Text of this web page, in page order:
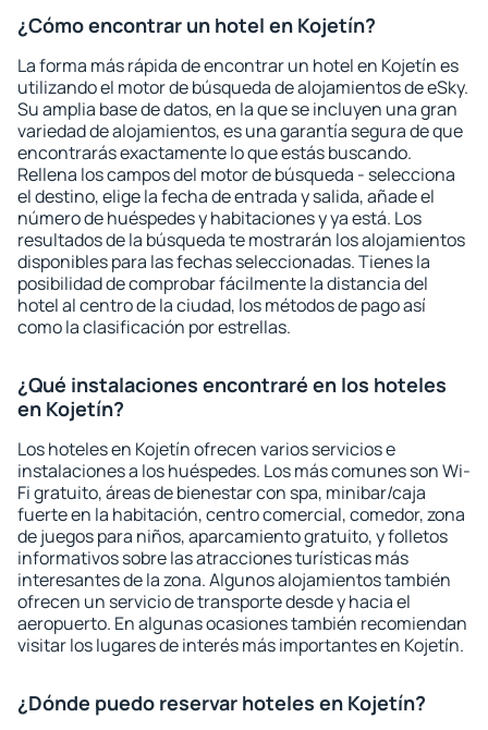
¿Cómo encontrar un hotel en Kojetín?
La forma más rápida de encontrar un hotel en Kojetín es
utilizando el motor de búsqueda de alojamientos de eSky.
Su amplia base de datos, en la que se incluyen una gran
variedad de alojamientos, es una garantía segura de que
encontrarás exactamente lo que estás buscando.
Rellena los campos del motor de búsqueda - selecciona
el destino, elige la fecha de entrada y salida, añade el
número de huéspedes y habitaciones y ya está. Los
resultados de la búsqueda te mostrarán los alojamientos
disponibles para las fechas seleccionadas. Tienes la
posibilidad de comprobar fácilmente la distancia del
hotel al centro de la ciudad, los métodos de pago así
como la clasificación por estrellas.
¿Qué instalaciones encontraré en los hoteles
en Kojetín?
Los hoteles en Kojetín ofrecen varios servicios e
instalaciones a los huéspedes. Los más comunes son Wi-
Fi gratuito, áreas de bienestar con spa, minibar/caja
fuerte en la habitación, centro comercial, comedor, zona
de juegos para niños, aparcamiento gratuito, y folletos
informativos sobre las atracciones turísticas más
interesantes de la zona. Algunos alojamientos también
ofrecen un servicio de transporte desde y hacia el
aeropuerto. En algunas ocasiones también recomiendan
visitar los lugares de interés más importantes en Kojetín.
¿Dónde puedo reservar hoteles en Kojetín?